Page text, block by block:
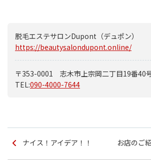
脱毛エステサロンDupont（デュポン）
https://beautysalondupont.online/
〒353-0001 志木市上宗岡二丁目19番40
TEL:090-4000-7644
ナイス！アイデア！！ お店のご